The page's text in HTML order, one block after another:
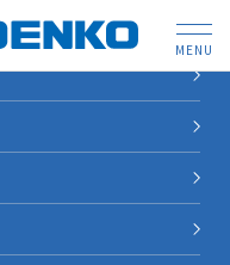
金具です。L型アングル